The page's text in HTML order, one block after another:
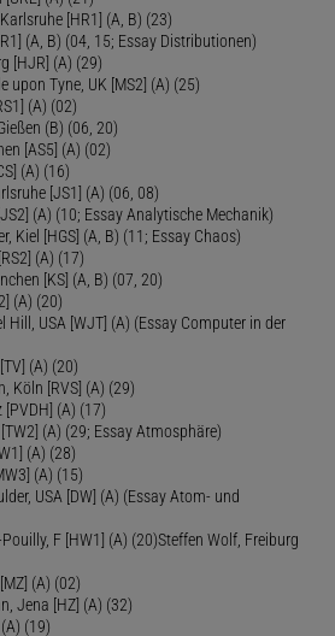
[HR1] (A, B) (23)
(A, B) (04, 15; Essay Distributionen)
[HJR] (A) (29)
upon Tyne, UK [MS2] (A) (25)
(A) (02)
(B) (06, 20)
[AS5] (A) (02)
(A) (16)
[JS1] (A) (06, 08)
(A) (10; Essay Analytische Mechanik)
Kiel [HGS] (A, B) (11; Essay Chaos)
(A) (17)
[KS] (A, B) (07, 20)
(A) (20)
USA [WJT] (A) (Essay Computer in der
(A) (20)
Köln [RVS] (A) (29)
(A) (17)
(A) (29; Essay Atmosphäre)
(A) (28)
(A) (15)
USA [DW] (A) (Essay Atom- und
F [HW1] (A) (20)Steffen Wolf, Freiburg
(A) (02)
Jena [HZ] (A) (32)
(19)